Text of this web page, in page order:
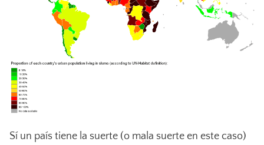
Sí un país tiene la suerte (o mala suerte en este caso)